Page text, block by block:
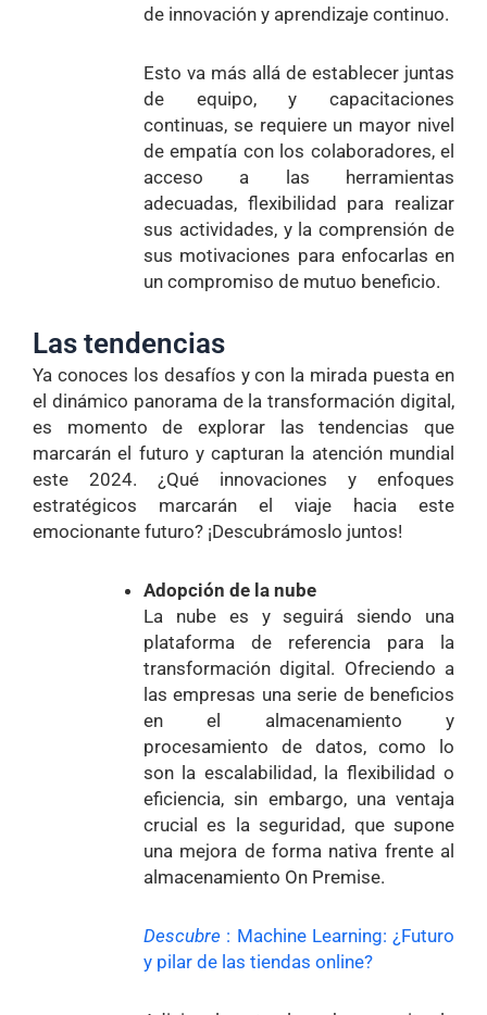
de innovación y aprendizaje continuo.
Esto va más allá de establecer juntas
de equipo, y capacitaciones
continuas, se requiere un mayor nivel
de empatía con los colaboradores, el
acceso a las herramientas
adecuadas, flexibilidad para realizar
sus actividades, y la comprensión de
sus motivaciones para enfocarlas en
un compromiso de mutuo beneficio.
Las tendencias
Ya conoces los desafíos y con la mirada puesta en
el dinámico panorama de la transformación digital,
es momento de explorar las tendencias que
marcarán el futuro y capturan la atención mundial
este 2024. ¿Qué innovaciones y enfoques
estratégicos marcarán el viaje hacia este
emocionante futuro? ¡Descubrámoslo juntos!
Adopción de la nube
La nube es y seguirá siendo una
plataforma de referencia para la
transformación digital. Ofreciendo a
las empresas una serie de beneficios
en el almacenamiento y
procesamiento de datos, como lo
son la escalabilidad, la flexibilidad o
eficiencia, sin embargo, una ventaja
crucial es la seguridad, que supone
una mejora de forma nativa frente al
almacenamiento On Premise.
Descubre : Machine Learning: ¿Futuro
y pilar de las tiendas online?